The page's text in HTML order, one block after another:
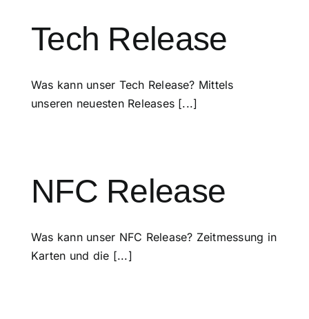
Tech Release
Was kann unser Tech Release? Mittels
unseren neuesten Releases [...]
NFC Release
Was kann unser NFC Release? Zeitmessung in
Karten und die [...]